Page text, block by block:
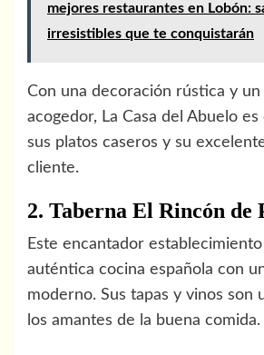
mejores restaurantes en Lobón:
irresistibles que te conquistarán
Con una decoración rústica y
acogedor, La Casa del Abuelo
sus platos caseros y su
cliente.
2. Taberna El Rincón de
Este encantador
auténtica cocina española con
moderno. Sus tapas y vinos son
los amantes de la buena comida.